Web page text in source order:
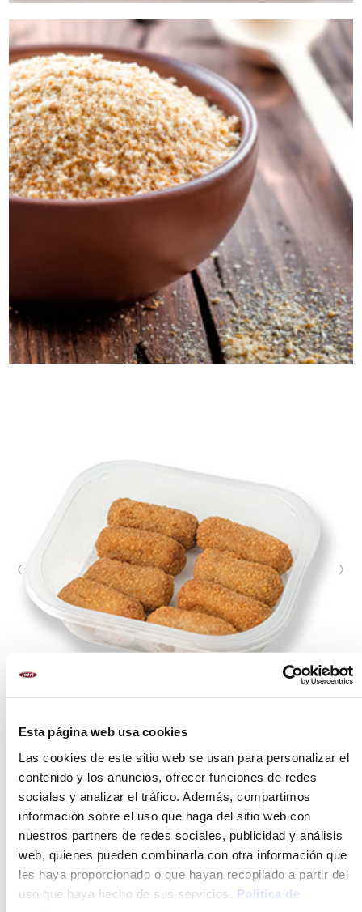
Esta página web usa cookies
Las cookies de este sitio web se usan para personalizar el
contenido y los anuncios, ofrecer funciones de redes
sociales y analizar el tráfico. Además, compartimos
información sobre el uso que haga del sitio web con
nuestros partners de redes sociales, publicidad y análisis
web, quienes pueden combinarla con otra información que
les haya proporcionado o que hayan recopilado a partir del
uso que haya hecho de sus servicios. Política de
FORMATOS
16 u.
31 gr/u.